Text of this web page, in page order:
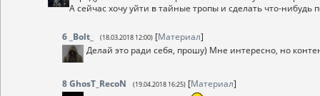
А сейчас хочу уйти в тайные тропы и сделать что-нибудь
6 _Bolt_ (18.03.2018 12:00) [Материал]
Делай это ради себя, прошу) Мне интересно, но
8GhosT_RecoN (19.04.2018 16:25) [Материал]